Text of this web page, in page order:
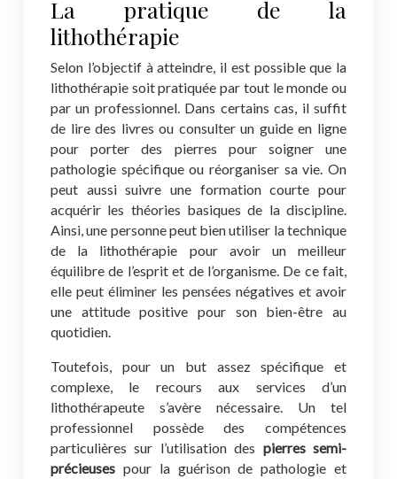
La pratique de la
lithothérapie
Selon l’objectif à atteindre, il est possible que la
lithothérapie soit pratiquée par tout le monde ou
par un professionnel. Dans certains cas, il suffit
de lire des livres ou consulter un guide en ligne
pour porter des pierres pour soigner une
pathologie spécifique ou réorganiser sa vie. On
peut aussi suivre une formation courte pour
acquérir les théories basiques de la discipline.
Ainsi, une personne peut bien utiliser la technique
de la lithothérapie pour avoir un meilleur
équilibre de l’esprit et de l’organisme. De ce fait,
elle peut éliminer les pensées négatives et avoir
une attitude positive pour son bien-être au
quotidien.
Toutefois, pour un but assez spécifique et
complexe, le recours aux services d’un
lithothérapeute s’avère nécessaire. Un tel
professionnel possède des compétences
particulières sur l’utilisation des pierres semi-
précieuses pour la guérison de pathologie et